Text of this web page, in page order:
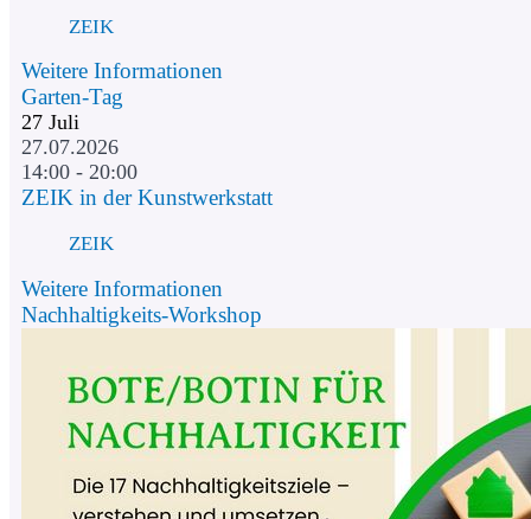
ZEIK
Weitere Informationen
Garten-Tag
27 Juli
27.07.2026
14:00 - 20:00
ZEIK in der Kunstwerkstatt
ZEIK
Weitere Informationen
Nachhaltigkeits-Workshop